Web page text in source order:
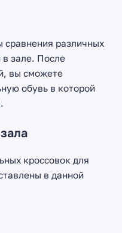
сравнения различных
в зале. После
вы сможете
обувь в которой
кроссовок для
в данной